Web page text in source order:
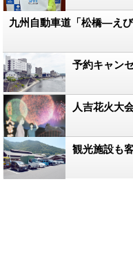
九州自動車道「松橋―え
予約キャン
人吉花火大会 予
観光施設も客